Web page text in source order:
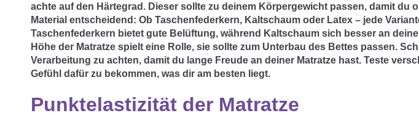
achte auf den Härtegrad. Dieser sollte zu deinem Körpergewicht passen, damit du
Material entscheidend: Ob Taschenfederkern, Kaltschaum oder Latex – jede
Taschenfederkern bietet gute Belüftung, während Kaltschaum sich besser an
Höhe der Matratze spielt eine Rolle, sie sollte zum Unterbau des Bettes passen.
Verarbeitung zu achten, damit du lange Freude an deiner Matratze hast. Teste
Gefühl dafür zu bekommen, was dir am besten liegt.
Punktelastizität der Matratze